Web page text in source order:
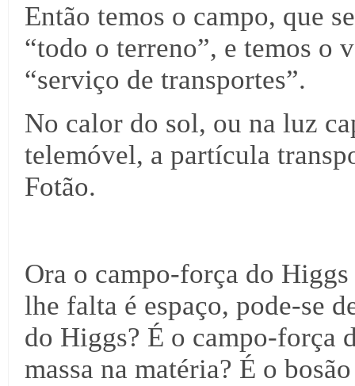
Então temos o campo, que
“todo o terreno”, e temos o
“serviço de transportes”.
No calor do sol, ou na luz
telemóvel, a partícula
Fotão.
Ora o campo-força do
lhe falta é espaço, pode-se
do Higgs? É o campo-força
massa na matéria? É o